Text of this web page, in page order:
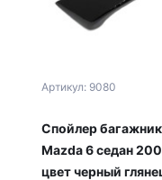
Артикул: 9080
Спойлер
Mazda 6 седан
цвет черный